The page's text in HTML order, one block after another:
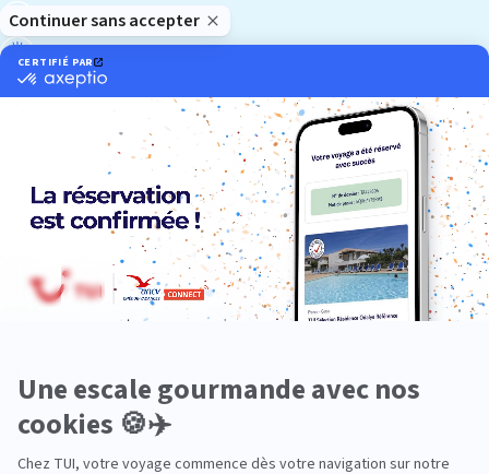
Luxe
Premium